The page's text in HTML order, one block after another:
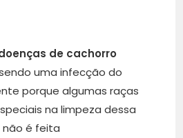
de cachorro
uma infecção do
porque algumas raças
na limpeza dessa
não é feita